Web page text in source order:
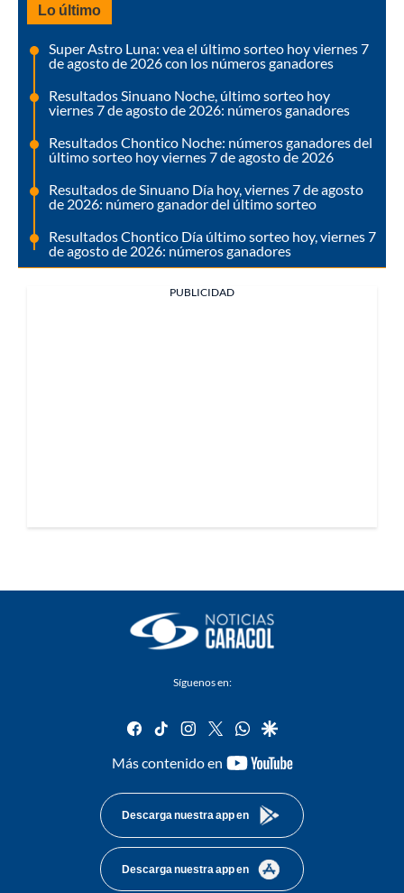
Lo último
Super Astro Luna: vea el último sorteo hoy viernes 7
de agosto de 2026 con los números ganadores
Resultados Sinuano Noche, último sorteo hoy
viernes 7 de agosto de 2026: números ganadores
Resultados Chontico Noche: números ganadores del
último sorteo hoy viernes 7 de agosto de 2026
Resultados de Sinuano Día hoy, viernes 7 de agosto
de 2026: número ganador del último sorteo
Resultados Chontico Día último sorteo hoy, viernes 7
de agosto de 2026: números ganadores
PUBLICIDAD
Síguenos en:
facebook
tiktok instagram
twitterwhatsapp
google
Más contenido en
youtube-
Descarga nuestra app en
Descarga nuestra app en